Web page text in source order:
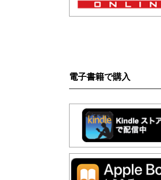
電子書籍で購入